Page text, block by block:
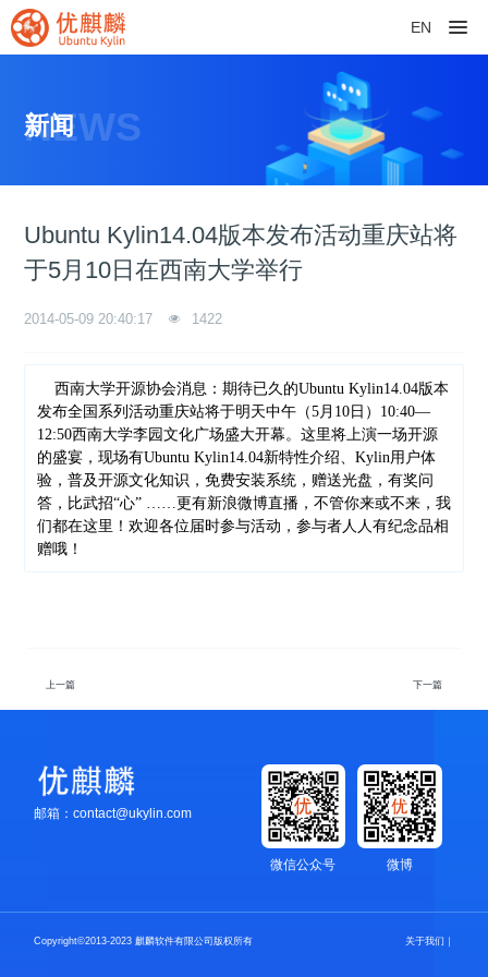
EN
NEWS
新闻
Ubuntu Kylin14.04版本发布活动重庆站将
于5月10日在西南大学举行
2014-05-09 20:40:17 1422
发布全国系列活动重庆站将于明天中午（5月10日）10:40—
12:50西南大学李园文化广场盛大开幕。这里将上演一场开源
的盛宴，现场有Ubuntu Kylin14.04新特性介绍、Kylin用户体
验，普及开源文化知识，免费安装系统，赠送光盘，有奖问
答，比武招“心” ……更有新浪微博直播，不管你来或不来，我
们都在这里！欢迎各位届时参与活动，参与者人人有纪念品相
赠哦！
上一篇 下一篇
邮箱：contact@ukylin.com
微博
微信公众号
Copyright©2013-2023 麒麟软件有限公司版权所有 关于我们 ｜